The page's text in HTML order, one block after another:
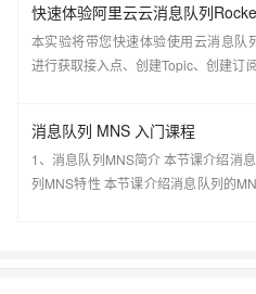
快速体验阿里云云消息队列
本实验将带您快速体验使用云消息队
进行获取接入点、创建Topic、创建订
消息队列 MNS 入门课程
1、消息队列MNS简介 本节课介绍消息队列的MNS的基础概念 2、消息队
列MNS特性 本节课介绍消息队列的MNS的主要特性 3、MNS的最佳实践